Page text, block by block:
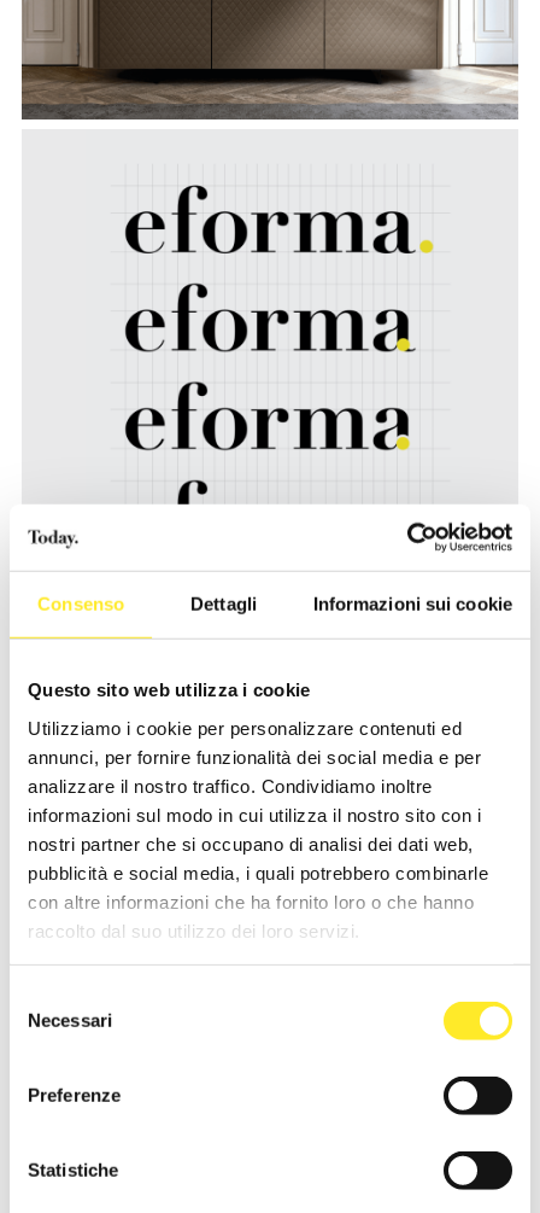
Consenso Dettagli Informazioni sui cookie
Questo sito web utilizza i cookie
Utilizziamo i cookie per personalizzare contenuti ed
annunci, per fornire funzionalità dei social media e per
analizzare il nostro traffico. Condividiamo inoltre
informazioni sul modo in cui utilizza il nostro sito con i
nostri partner che si occupano di analisi dei dati web,
pubblicità e social media, i quali potrebbero combinarle
con altre informazioni che ha fornito loro o che hanno
raccolto dal suo utilizzo dei loro servizi.
delNecessari
Preferenze
Statistiche
Anche nello studio del pay-off si è